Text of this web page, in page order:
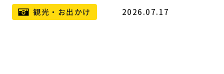
観光・お出かけ 2026.07.17